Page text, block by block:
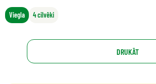
Viegla 4 cilvēki
DRUKĀT